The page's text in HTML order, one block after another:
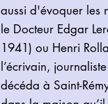
aussi d'évoquer les
le Docteur Edgar
1941) ou Henri
l’écrivain,
décéda à Saint-